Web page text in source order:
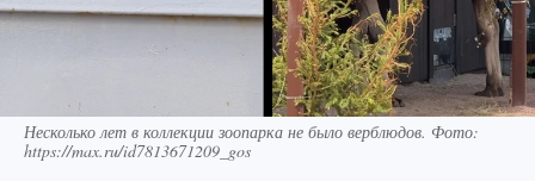
Несколько лет в коллекции зоопарка не было верблюдов. Фото:
https://max.ru/id7813671209_gos